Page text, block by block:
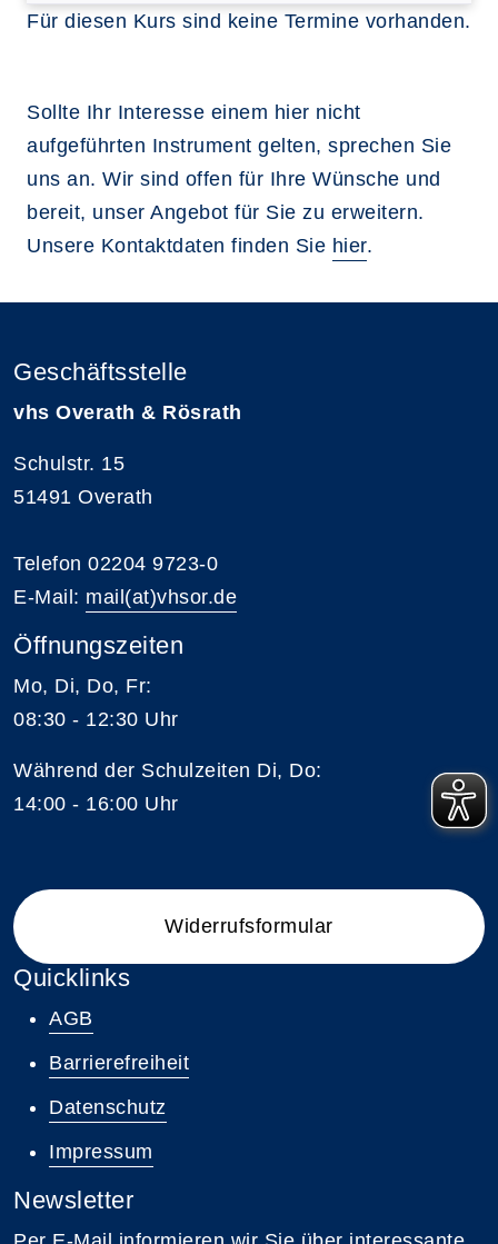
Für diesen Kurs sind keine Termine vorhanden.
Sollte Ihr Interesse einem hier nicht
aufgeführten Instrument gelten, sprechen Sie
uns an. Wir sind offen für Ihre Wünsche und
bereit, unser Angebot für Sie zu erweitern.
Unsere Kontaktdaten finden Sie hier.
Geschäftsstelle
vhs Overath & Rösrath
Schulstr. 15
51491 Overath
Telefon 02204 9723-0
E-Mail: mail(at)vhsor.de
Öffnungszeiten
Mo, Di, Do, Fr:
08:30 - 12:30 Uhr
Während der Schulzeiten Di, Do:
14:00 - 16:00 Uhr
Widerrufsformular
Quicklinks
AGB
Barrierefreiheit
Datenschutz
Impressum
Newsletter